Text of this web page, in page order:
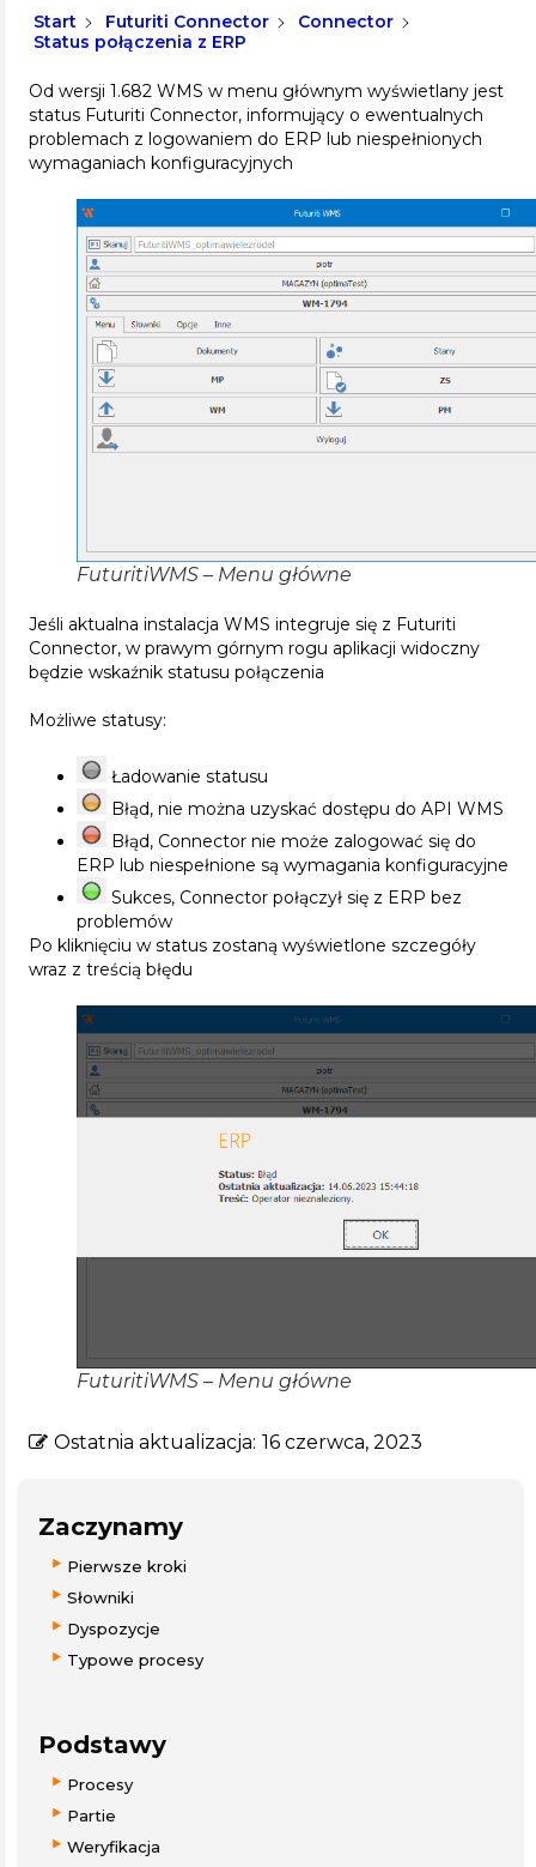
Zaczynamy
Pierwsze kroki
Słowniki
Dyspozycje
Typowe procesy
Podstawy
Procesy
Partie
Weryfikacja
Start Futuriti Connector
Connector
Status połączenia z ERP
Od wersji 1.682 WMS w menu głównym wyświetlany jest
status Futuriti Connector, informujący o ewentualnych
problemach z logowaniem do ERP lub niespełnionych
wymaganiach konfiguracyjnych
FuturitiWMS – Menu główne
Jeśli aktualna instalacja WMS integruje się z Futuriti
Connector, w prawym górnym rogu aplikacji widoczny
będzie wskaźnik statusu połączenia
Możliwe statusy:
Ładowanie statusu
Błąd, nie można uzyskać dostępu do API WMS
Błąd, Connector nie może zalogować się do
ERP lub niespełnione są wymagania konfiguracyjne
Sukces, Connector połączył się z ERP bez
problemów
Po kliknięciu w status zostaną wyświetlone szczegóły
wraz z treścią błędu
FuturitiWMS – Menu główne
Ostatnia aktualizacja: 16 czerwca, 2023